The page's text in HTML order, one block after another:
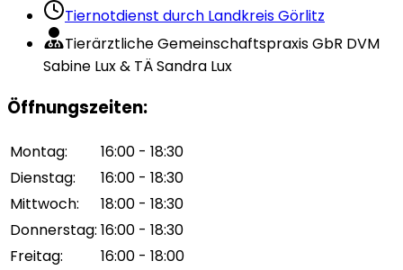
Tiernotdienst durch Landkreis Görlitz
Tierärztliche Gemeinschaftspraxis GbR DVM
Sabine Lux & TÄ Sandra Lux
Öffnungszeiten:
Montag:
16:00 - 18:30
Dienstag:
16:00 - 18:30
Mittwoch:
18:00 - 18:30
Donnerstag: 16:00 - 18:30
Freitag:
16:00 - 18:00